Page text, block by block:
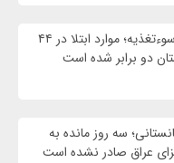
افزایش نگران‌کننده سوءتغذیه؛ موارد ابتلا در ۴۴
دو برابر شده است
سه روز مانده به
عراق صادر نشده است